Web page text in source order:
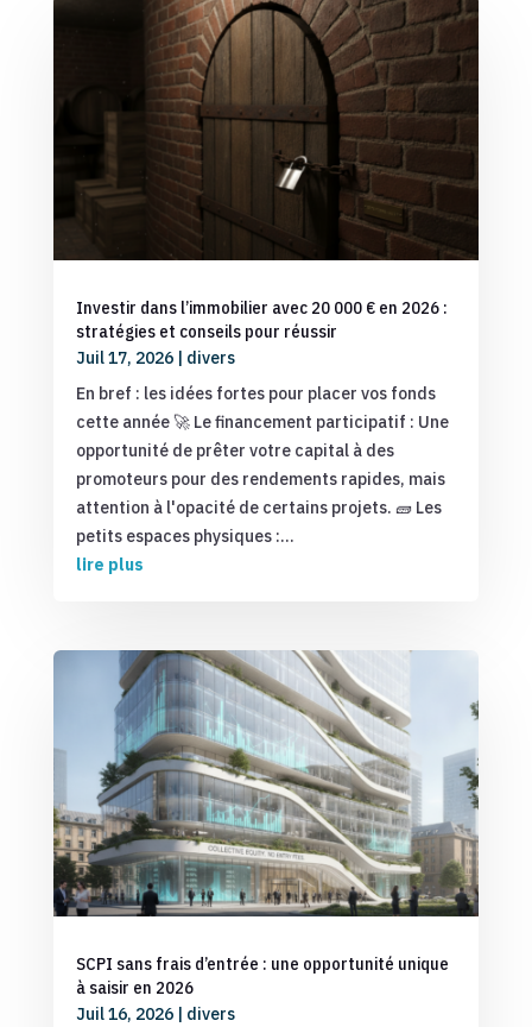
Investir dans l’immobilier avec 20 000 € en 2026 :
stratégies et conseils pour réussir
Juil 17, 2026| divers
En bref : les idées fortes pour placer vos fonds
cette année 🚀 Le financement participatif : Une
opportunité de prêter votre capital à des
promoteurs pour des rendements rapides, mais
attention à l'opacité de certains projets. 🧱 Les
petits espaces physiques :...
lire plus
SCPI sans frais d’entrée : une opportunité unique
à saisir en 2026
Juil 16, 2026| divers